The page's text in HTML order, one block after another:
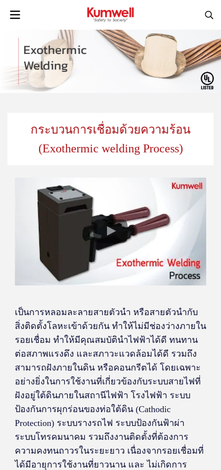
กระบวนการเชื่อมด้วยความร้อน
(Exothermic welding Process)
เป็นการหลอมละลายสายตัวนำ หรือสายตัวนำกับ
สิ่งติดตั้งโลหะเข้าด้วยกัน ทำให้ไม่มีช่องว่างภายใน
รอยเชื่อม ทำให้มีคุณสมบัตินำไฟฟ้าได้ดี ทนทาน
ต่อสภาพแรงดึง และสภาวะแวดล้อมได้ดี รวมถึง
สามารถฝังภายในดิน หรือคอนกรีตได้ โดยเฉพาะ
อย่างยิ่งในการใช้งานที่เกี่ยวข้องกับระบบสายไฟที่
ฝังอยู่ใต้ดินภายในสถานีไฟฟ้า โรงไฟฟ้า ระบบ
ป้องกันการผุกร่อนของท่อใต้ดิน (Cathodic
Protection) ระบบรางรถไฟ ระบบป้องกันฟ้าผ่า
ระบบโทรคมนาคม รวมถึงงานติดตั้งที่ต้องการ
ความคงทนถาวรในระยะยาว เนื่องจากรอยเชื่อมที่
ได้มีอายุการใช้งานที่ยาวนาน และ ไม่เกิดการ